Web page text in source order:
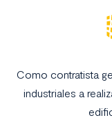
Como contratista
industriales a